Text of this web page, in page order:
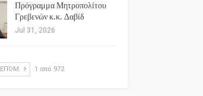
Πρόγραμμα Μητροπολίτου
Γρεβενών κ.κ. Δαβίδ
Jul 31, 2026
ΕΠΌΜ. 1 από 972